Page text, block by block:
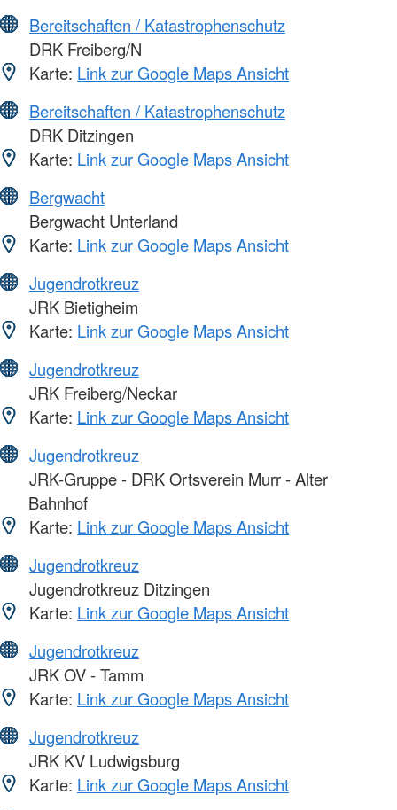
Bereitschaften / Katastrophenschutz
DRK Freiberg/N
Karte: Link zur Google Maps Ansicht
Bereitschaften / Katastrophenschutz
DRK Ditzingen
Karte: Link zur Google Maps Ansicht
Bergwacht
Bergwacht Unterland
Karte: Link zur Google Maps Ansicht
Jugendrotkreuz
JRK Bietigheim
Karte: Link zur Google Maps Ansicht
Jugendrotkreuz
JRK Freiberg/Neckar
Karte: Link zur Google Maps Ansicht
Jugendrotkreuz
JRK-Gruppe - DRK Ortsverein Murr - Alter
Bahnhof
Karte: Link zur Google Maps Ansicht
Jugendrotkreuz
Jugendrotkreuz Ditzingen
Karte: Link zur Google Maps Ansicht
Jugendrotkreuz
JRK OV - Tamm
Karte: Link zur Google Maps Ansicht
Jugendrotkreuz
JRK KV Ludwigsburg
Karte: Link zur Google Maps Ansicht